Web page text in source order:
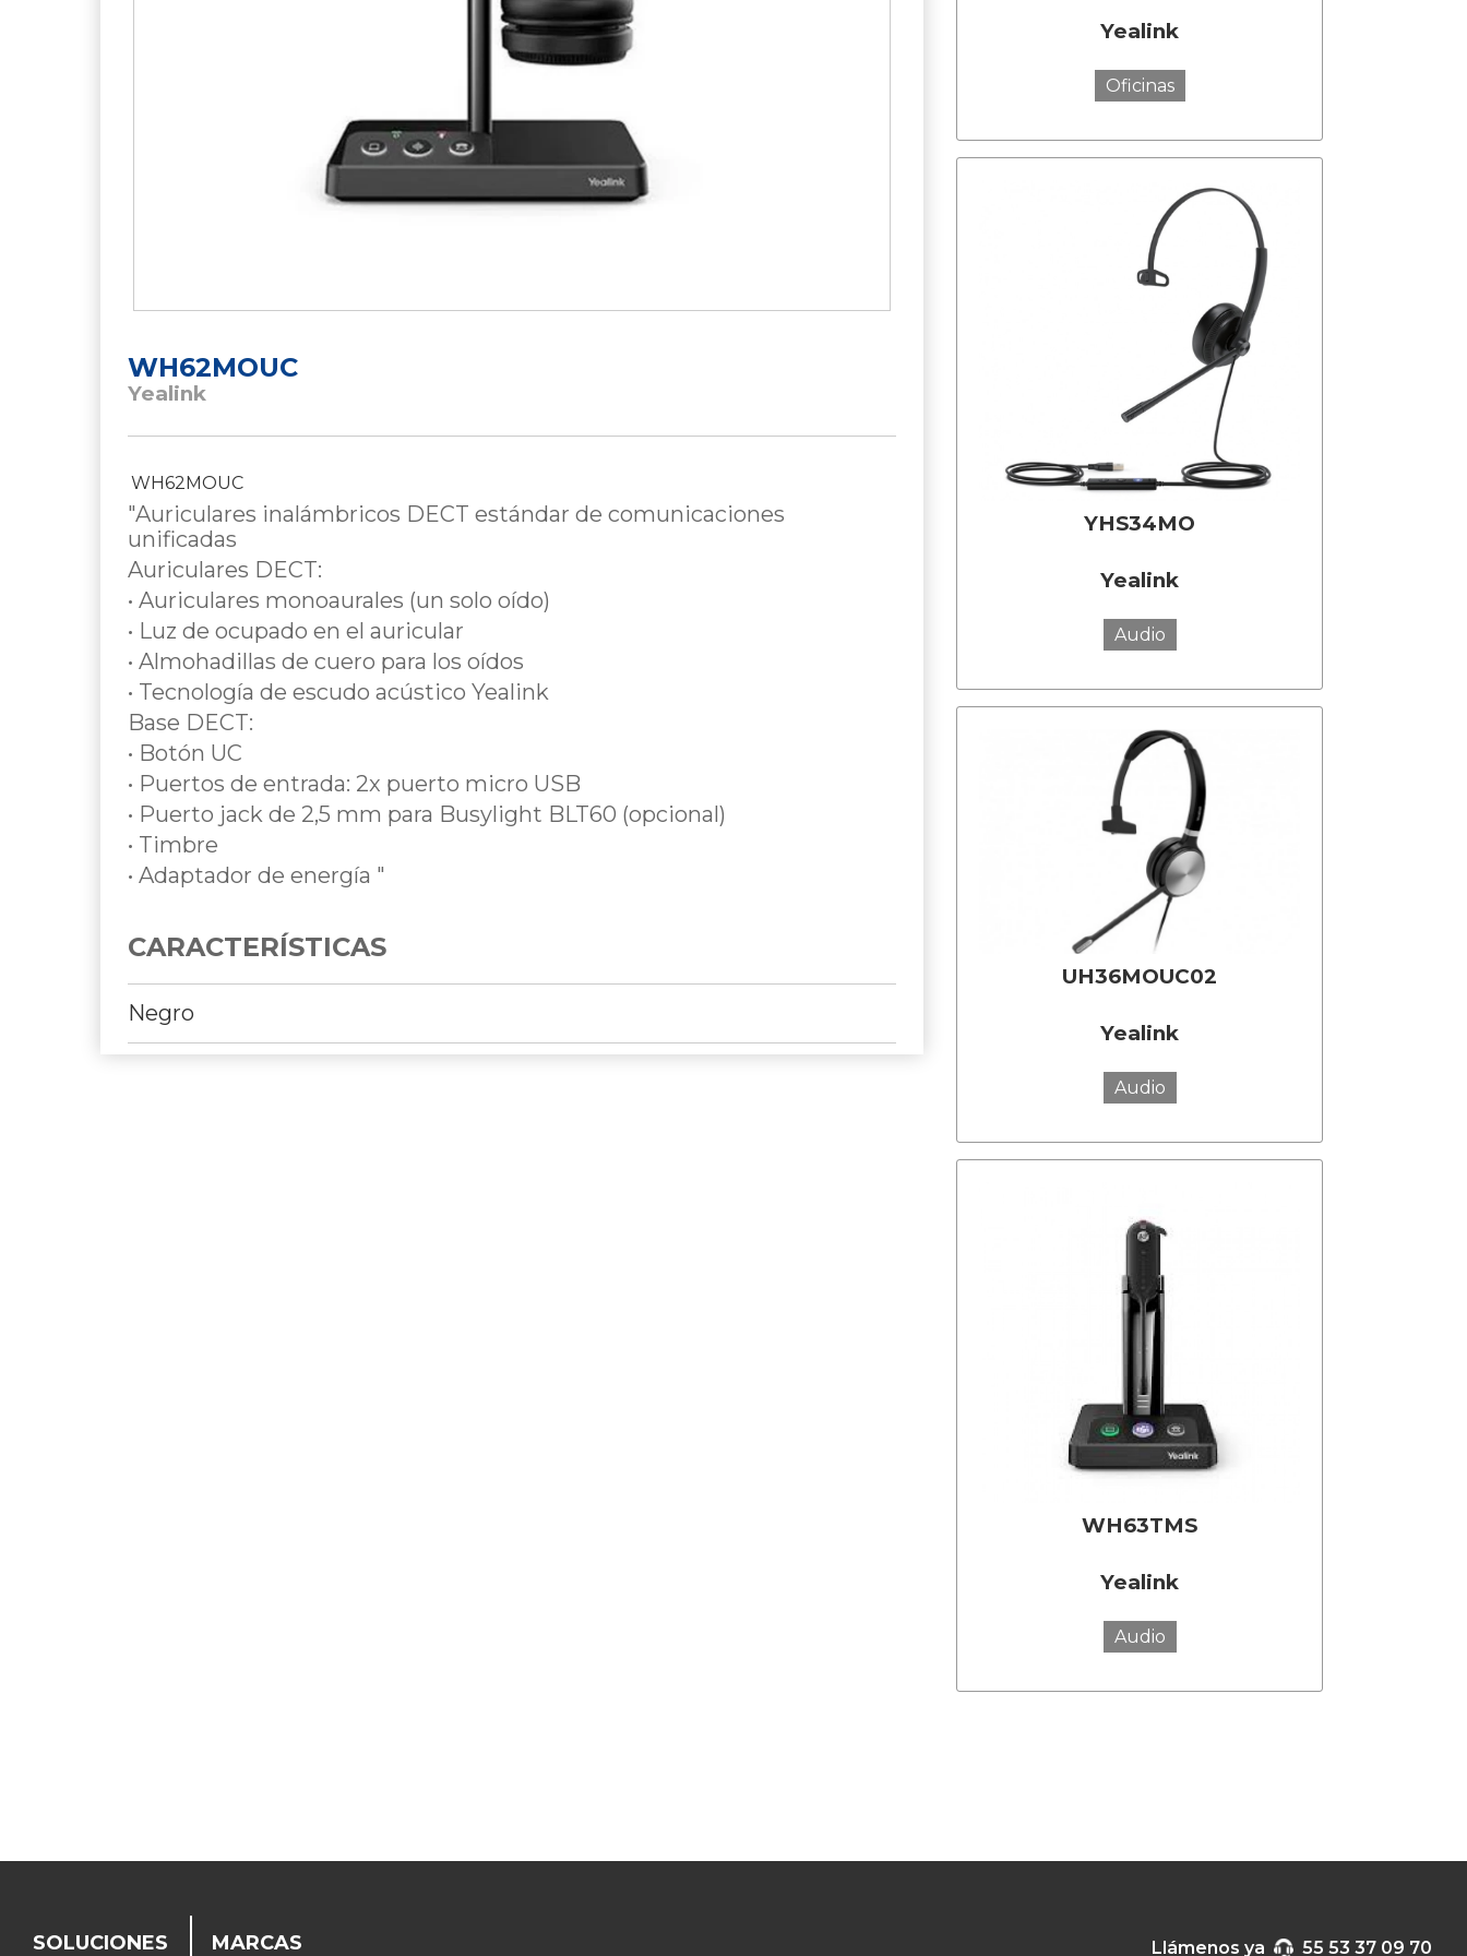
WH62MOUC
Yealink
WH62MOUC
"Auriculares inalámbricos DECT estándar de comunicaciones
unificadas
Auriculares DECT:
• Auriculares monoaurales (un solo oído)
• Luz de ocupado en el auricular
• Almohadillas de cuero para los oídos
• Tecnología de escudo acústico Yealink
Base DECT:
• Botón UC
• Puertos de entrada: 2x puerto micro USB
• Puerto jack de 2,5 mm para Busylight BLT60 (opcional)
• Timbre
• Adaptador de energía "
CARACTERÍSTICAS
Negro
Yealink
Oficinas
YHS34MO
Yealink
Audio
UH36MOUC02
Yealink
Audio
WH63TMS
Yealink
Audio
SOLUCIONES MARCAS Llámenos ya 55 53 37 09 70